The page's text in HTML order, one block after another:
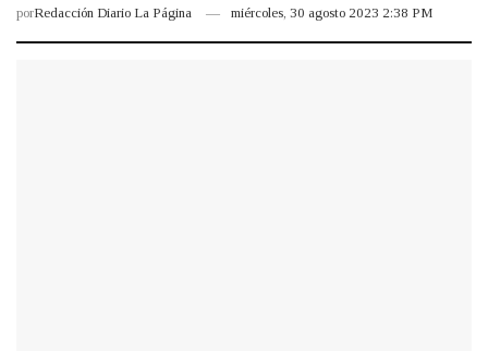
porRedacción Diario La Página miércoles, 30 agosto 2023 2:38 PM